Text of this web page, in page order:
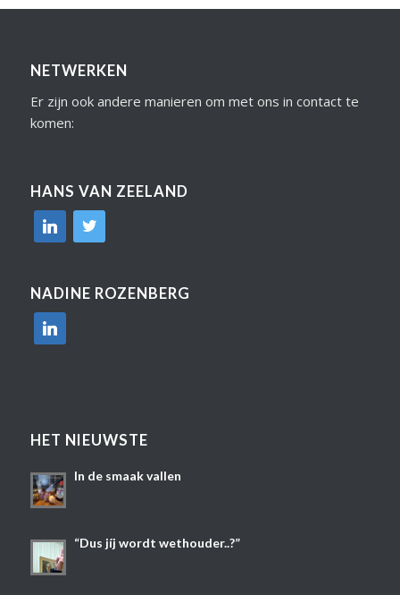
NETWERKEN
Er zijn ook andere manieren om met ons in contact te
komen:
HANS VAN ZEELAND
linkedin
twitter
NADINE ROZENBERG
linkedin
HET NIEUWSTE
In de smaak vallen
“Dus jíj wordt wethouder..?”